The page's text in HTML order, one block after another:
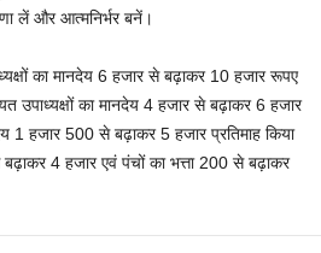
लें और आत्मनिर्भर बनें।
का मानदेय 6 हजार से बढ़ाकर 10 हजार रूपए
उपाध्यक्षों का मानदेय 4 हजार से बढ़ाकर 6 हजार
1 हजार 500 से बढ़ाकर 5 हजार प्रतिमाह किया
4 हजार एवं पंचों का भत्ता 200 से बढ़ाकर